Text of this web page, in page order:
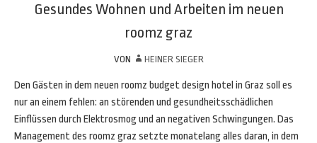
Gesundes Wohnen und Arbeiten im neuen
roomz graz
VON HEINER SIEGER
Den Gästen in dem neuen roomz budget design hotel in Graz soll es
nur an einem fehlen: an störenden und gesundheitsschädlichen
Einflüssen durch Elektrosmog und an negativen Schwingungen. Das
Management des roomz graz setzte monatelang alles daran, in dem